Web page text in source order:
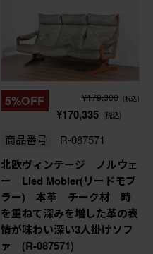
5%OFF ¥179,300 (税込)
¥170,335 (税込)
商品番号 R-087571
北欧ヴィンテージ ノルウェ
ー Lied Mobler(リードモブ
ラー) 本革 チーク材 時
を重ねて深みを増した革の表
情が味わい深い3人掛けソフ
ァ (R-087571)